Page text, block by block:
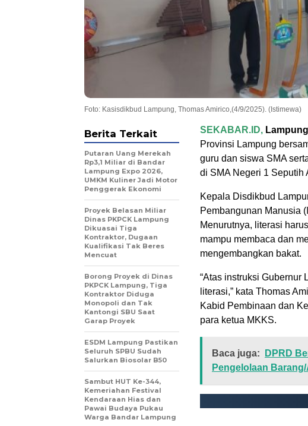
Foto: Kasisdikbud Lampung, Thomas Amirico,(4/9/2025). (Istimewa)
SEKABAR.ID,
Provinsi Lampung
guru dan siswa SMA
di SMA Negeri 1 Seputih
Kepala Disdikbud
Pembangunan Manusia
Menurutnya, literasi
mampu membaca dan
mengembangkan bakat.
“Atas instruksi Gubernur
literasi,” kata Thomas
Kabid Pembinaan dan
para ketua MKKS.
Baca juga:
DPRD
Pengelolaan
Berita Terkait
Putaran Uang Merekah
Rp3,1 Miliar di Bandar
Lampung Expo 2026,
UMKM Kuliner Jadi Motor
Penggerak Ekonomi
Proyek Belasan Miliar
Dinas PKPCK Lampung
Dikuasai Tiga
Kontraktor, Dugaan
Kualifikasi Tak Beres
Mencuat
Borong Proyek di Dinas
PKPCK Lampung, Tiga
Kontraktor Diduga
Monopoli dan Tak
Kantongi SBU Saat
Garap Proyek
ESDM Lampung Pastikan
Seluruh SPBU Sudah
Salurkan Biosolar B50
Sambut HUT Ke-344,
Kemeriahan Festival
Kendaraan Hias dan
Pawai Budaya Pukau
Warga Bandar Lampung